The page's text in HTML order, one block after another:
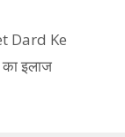
Dard Ke
का इलाज